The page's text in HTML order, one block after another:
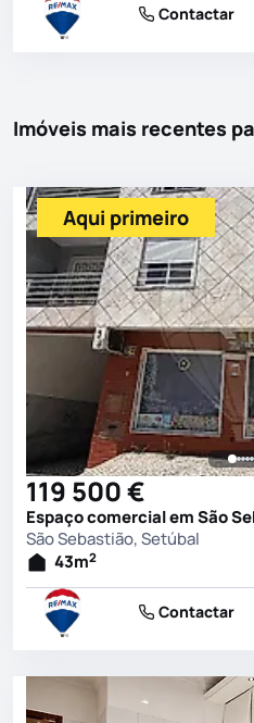
Contactar
Imóveis mais recentes
Aqui primeiro
119 500 €
Espaço comercial em São
São Sebastião, Setúbal
43m2
Contactar